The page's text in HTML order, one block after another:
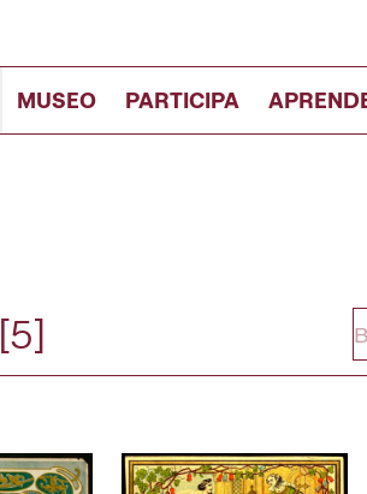
MUSEO PARTICIPA
[5]